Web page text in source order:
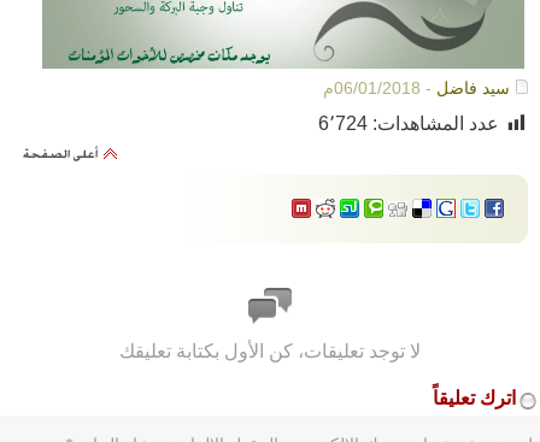
سيد فاضل - 06/01/2018م
عدد المشاهدات: 6٬724
لا توجد تعليقات، كن الأول بكتابة تعليقك
اترك تعليقاً